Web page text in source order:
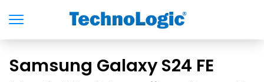
Samsung Galaxy S24 FE